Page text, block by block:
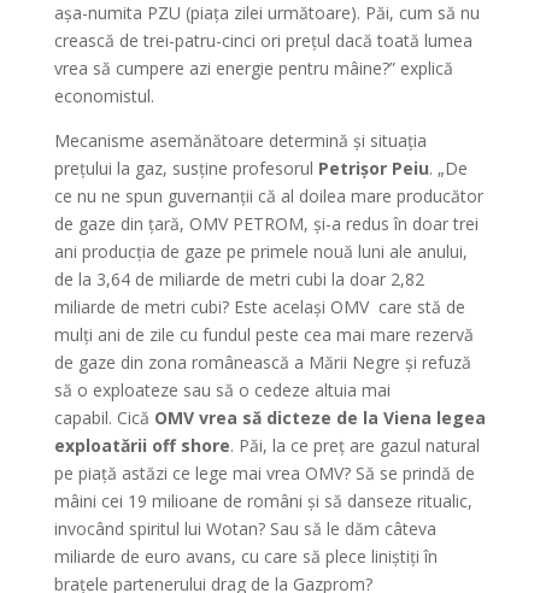
așa-numita PZU (piața zilei următoare). Păi, cum să nu
crească de trei-patru-cinci ori prețul dacă toată lumea
vrea să cumpere azi energie pentru mâine?” explică
economistul.
Mecanisme asemănătoare determină și situația
prețului la gaz, susține profesorul Petrișor Peiu. „De
ce nu ne spun guvernanții că al doilea mare producător
de gaze din țară, OMV PETROM, și-a redus în doar trei
ani producția de gaze pe primele nouă luni ale anului,
de la 3,64 de miliarde de metri cubi la doar 2,82
miliarde de metri cubi? Este același OMV care stă de
mulți ani de zile cu fundul peste cea mai mare rezervă
de gaze din zona românească a Mării Negre și refuză
să o exploateze sau să o cedeze altuia mai
capabil. Cică OMV vrea să dicteze de la Viena legea
exploatării off shore. Păi, la ce preț are gazul natural
pe piață astăzi ce lege mai vrea OMV? Să se prindă de
mâini cei 19 milioane de români și să danseze ritualic,
invocând spiritul lui Wotan? Sau să le dăm câteva
miliarde de euro avans, cu care să plece liniștiți în
brațele partenerului drag de la Gazprom?